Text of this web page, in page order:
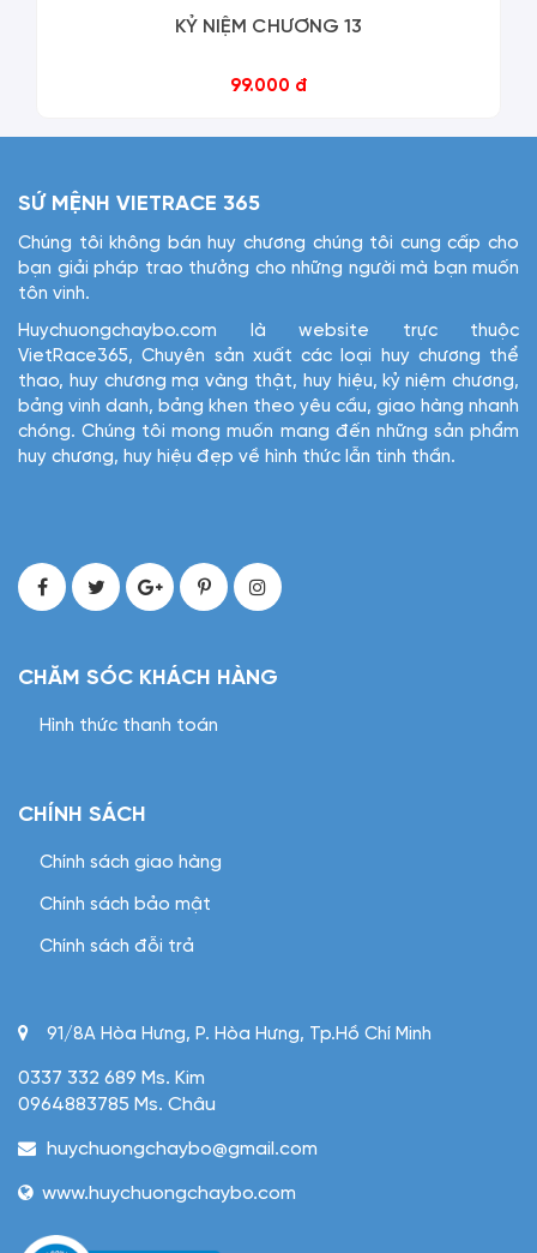
KỶ NIỆM CHƯƠNG 13
99.000 đ
SỨ MỆNH VIETRACE 365
Chúng tôi không bán huy chương chúng tôi cung cấp cho
bạn giải pháp trao thưởng cho những người mà bạn muốn
tôn vinh.
Huychuongchaybo.com là website trực thuộc
VietRace365, Chuyên sản xuất các loại huy chương thể
thao, huy chương mạ vàng thật, huy hiệu, kỷ niệm chương,
bảng vinh danh, bảng khen theo yêu cầu, giao hàng nhanh
chóng. Chúng tôi mong muốn mang đến những sản phẩm
huy chương, huy hiệu đẹp về hình thức lẫn tinh thần.
CHĂM SÓC KHÁCH HÀNG
Hình thức thanh toán
CHÍNH SÁCH
Chính sách giao hàng
Chính sách bảo mật
Chính sách đỗi trả
91/8A Hòa Hưng, P. Hòa Hưng, Tp.Hồ Chí Minh
0337 332 689 Ms. Kim
0964883785 Ms. Châu
huychuongchaybo@gmail.com
www.huychuongchaybo.com